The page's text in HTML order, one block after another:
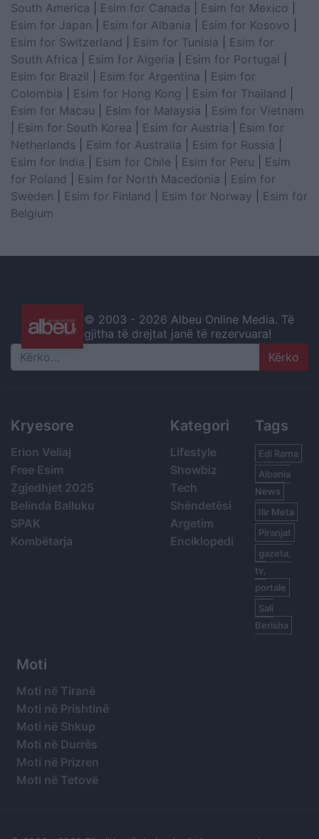
South America
Esim for Canada Esim for Mexico
Esim for Japan
Esim for Albania Esim for Kosovo
Esim for Switzerland
Esim for Tunisia
Esim for
South Africa
Esim for Algeria Esim for Portugal
Esim for Brazil
Esim for Argentina
Esim for
Colombia
Esim for Hong Kong Esim for Thailand
Esim for Macau
Esim for Malaysia
Esim for Vietnam
Esim for South Korea Esim for Austria
Esim for
Netherlands
Esim for Australia Esim for Russia
Esim for India
Esim for Chile Esim for Peru
Esim
for Poland
Esim for North Macedonia
Esim for
Sweden
Esim for Finland Esim for Norway
Esim for
Belgium
© 2003 - 2026 Albeu Online Media. Të
gjitha të drejtat janë të rezervuara!
Search
Kryesore
Erion Veliaj
Free Esim
Zgjedhjet 2025
Belinda Balluku
SPAK
Kombëtarja
Kategori
Lifestyle
Showbiz
Tech
Shëndetësi
Argetim
Enciklopedi
Tags
Edi Rama
Albania
News
Ilir Meta
Piranjat
gazeta,
tv,
portale
Sali
Berisha
Moti
Moti në Tiranë
Moti në Prishtinë
Moti në Shkup
Moti në Durrës
Moti në Prizren
Moti në Tetovë